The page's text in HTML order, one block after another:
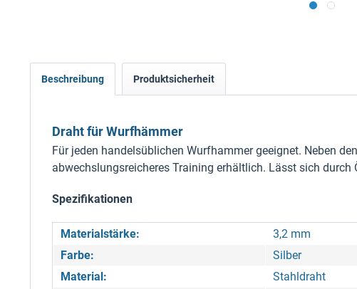
Beschreibung Produktsicherheit
Draht für Wurfhämmer
Für jeden handelsüblichen Wurfhammer geeignet. Neben
abwechslungsreicheres Training erhältlich. Lässt sich
Spezifikationen
Materialstärke:
3,2 mm
Farbe:
Silber
Material:
Stahldraht